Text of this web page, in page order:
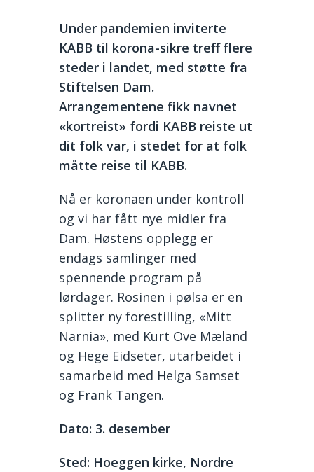
Under pandemien inviterte
KABB til korona-sikre treff flere
steder i landet, med støtte fra
Stiftelsen Dam.
Arrangementene fikk navnet
«kortreist» fordi KABB reiste ut
dit folk var, i stedet for at folk
måtte reise til KABB.
Nå er koronaen under kontroll
og vi har fått nye midler fra
Dam. Høstens opplegg er
endags samlinger med
spennende program på
lørdager. Rosinen i pølsa er en
splitter ny forestilling, «Mitt
Narnia», med Kurt Ove Mæland
og Hege Eidseter, utarbeidet i
samarbeid med Helga Samset
og Frank Tangen.
Dato: 3. desember
Sted: Hoeggen kirke, Nordre